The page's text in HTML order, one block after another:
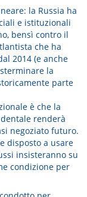
la Russia ha
e istituzionali
bensì contro il
che ha
2014 (e anche
la
parte
è che la
renderà
negoziato futuro.
disposto a usare
insisteranno su
condizione per